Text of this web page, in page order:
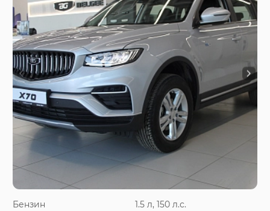
Бензин
1.5 л, 150 л.с.